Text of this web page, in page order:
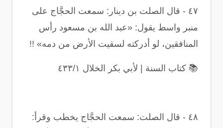
٤٧ - قال الصلت بن دينار: سمعت الحجَّاج على
منبر واسط يقول: «عبد الله بن مسعود رأس
المنافقين، لو أدركته لسقيت الأرض من دمه» !!
📚 كتاب السنة | لأبي بكر الخلال ٤٣٣/١
٤٨ - قال الصلت: سمعت الحجَّاج يخطب وقرأ: